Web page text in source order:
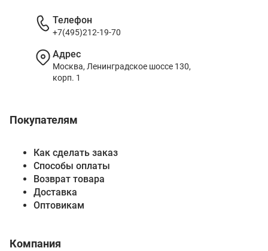
Покупателям
Как сделать заказ
Способы оплаты
Возврат товара
Доставка
Оптовикам
Компания
Телефон
+7(495)212-19-70
Адрес
Москва, Ленинградское шоссе 130,
корп. 1